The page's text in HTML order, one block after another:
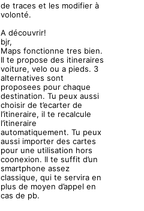
de traces et les modifier à
volonté.
A découvrir!
bjr,
Maps fonctionne tres bien.
Il te propose des itineraires
voiture, velo ou a pieds. 3
alternatives sont
proposees pour chaque
destination. Tu peux aussi
choisir de t’ecarter de
l’itineraire, il te recalcule
l’itineraire
automatiquement. Tu peux
aussi importer des cartes
pour une utilisation hors
coonexion. Il te suffit d’un
smartphone assez
classique, qui te servira en
plus de moyen d’appel en
cas de pb.